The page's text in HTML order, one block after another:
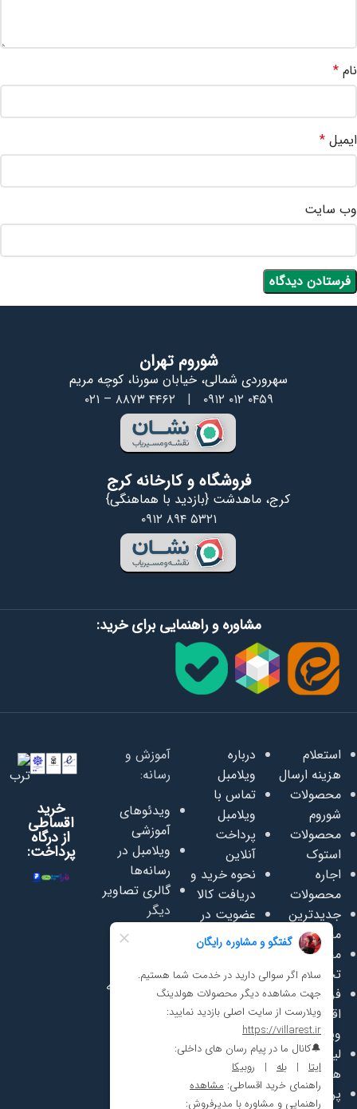
نام *
ایمیل *
وب‌ سایت
شوروم تهران
سهروردی شمالی، خیابان سورنا، کوچه مریم
۰۲۱ – ۸۸۷۳ ۴۴۶۲ | ۰۹۱۲ ۰۱۲ ۰۴۵۹
فروشگاه و کارخانه کرج
کرج، ماهدشت {بازدید با هماهنگی}
۰۹۱۲ ۸۹۴ ۵۳۲۱
مشاوره و راهنمایی برای خرید:
استعلام
هزینه ارسال
محصولات
شوروم
محصولات
استوک
اجاره
محصولات
جدیدترین
محصولات
محصولات
تخفیف‌دار
فروش
اقساطی
ویلامبل
لیست قیمت
همکاری
پرسش‌های
درباره
ویلامبل
تماس با
ویلامبل
پرداخت
آنلاین
نحوه خرید و
دریافت کالا
عضویت در
خبرنامه
پیامکی
همکاری در
فروش
پرداخت از
اعتبار روبیکا
پرسشنامه
رضایت
مشتریان
آموزش و
رسانه:
ویدئوهای
آموزشی
ویلامبل در
رسانه‌ها
گالری تصاویر
دیگر
محصولات
ایروزی (پنکه
و بخاری)
خرید
اقساطی
از درگاه
پرداخت: